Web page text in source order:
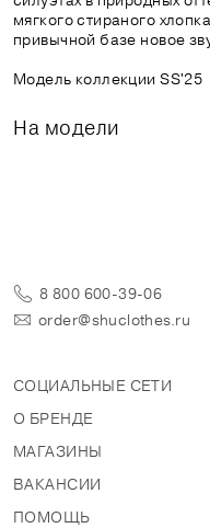
мягкого стираного
привычной базе новое
Модель коллекции SS'25
На модели
8 800 600-39-06
order@shuclothes.ru
СОЦИАЛЬНЫЕ СЕТИ
О БРЕНДЕ
МАГАЗИНЫ
ВАКАНСИИ
ПОМОЩЬ